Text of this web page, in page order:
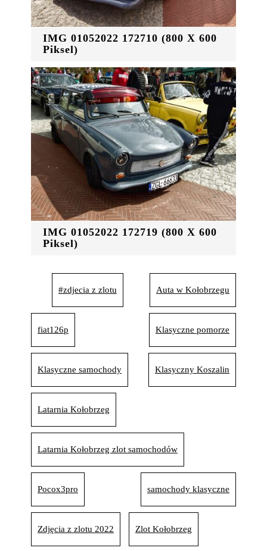
IMG 01052022 172710 (800 X 600
Piksel)
IMG 01052022 172719 (800 X 600
Piksel)
#zdjecia z zlotu Auta w Kołobrzegu
fiat126p Klasyczne pomorze
Klasyczne samochody Klasyczny Koszalin
Latarnia Kołobrzeg
Latarnia Kołobrzeg zlot samochodów
Pocox3pro samochody klasyczne
Zdjęcia z zlotu 2022 Zlot Kołobrzeg